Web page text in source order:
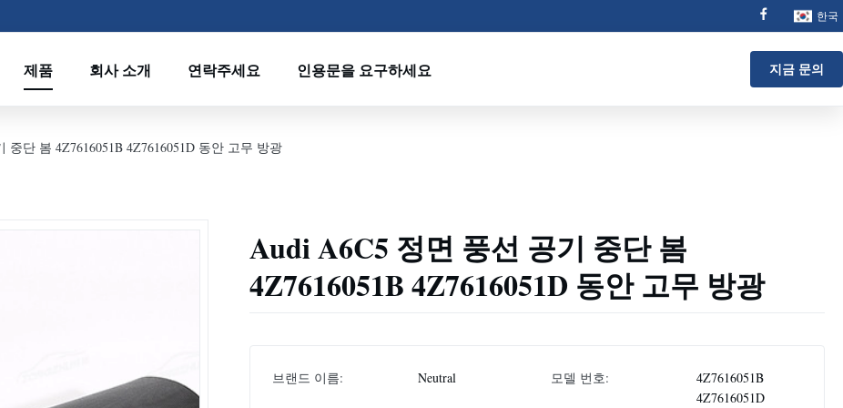
한국
제품 회사 소개 연락주세요 인용문을 요구하세요 지금 문의
중단 봄 4Z7616051B 4Z7616051D 동안 고무 방광
Audi A6C5 정면 풍선 공기 중단 봄
4Z7616051B 4Z7616051D 동안 고무 방광
브랜드 이름: Neutral 모델 번호:
4Z7616051B
4Z7616051D